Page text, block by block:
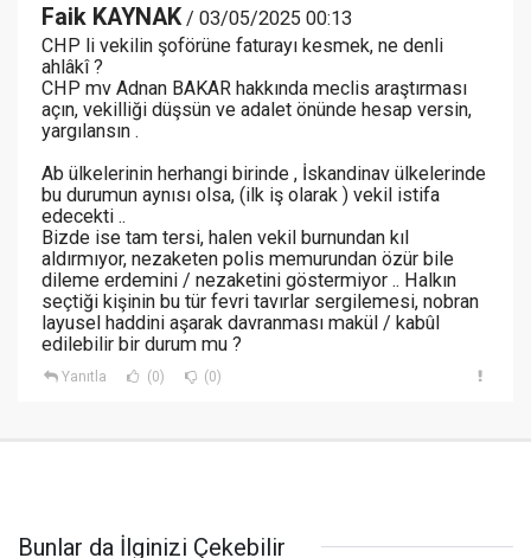
Faik KAYNAK / 03/05/2025 00:13
CHP li vekilin şoförüne faturayı kesmek, ne denli
ahlâkî ?
CHP mv Adnan BAKAR hakkında meclis araştırması
açın, vekilliği düşsün ve adalet önünde hesap versin,
yargılansın .
Ab ülkelerinin herhangi birinde , İskandinav ülkelerinde
bu durumun aynısı olsa, (ilk iş olarak ) vekil istifa
edecekti ..
Bizde ise tam tersi, halen vekil burnundan kıl
aldırmıyor, nezaketen polis memurundan özür bile
dileme erdemini / nezaketini göstermiyor .. Halkın
seçtiği kişinin bu tür fevri tavırlar sergilemesi, nobran
layusel haddini aşarak davranması makül / kabûl
edilebilir bir durum mu ?
Yanıtla (0) (0)
Bunlar da İlginizi Çekebilir